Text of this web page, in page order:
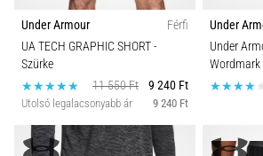
Under Armour
Férfi
UA TECH GRAPHIC SHORT-
Szürke
11 550 Ft
9 240 Ft
Utolsó legalacsonyabb ár 9 240 Ft
Under
Under
Wordmark